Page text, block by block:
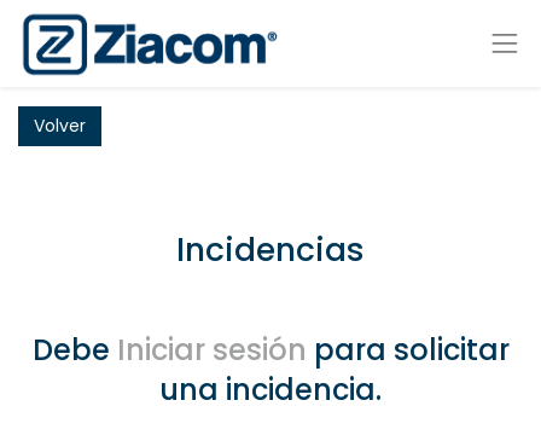
Volver
Incidencias
Debe Iniciar sesión para solicitar
una incidencia.